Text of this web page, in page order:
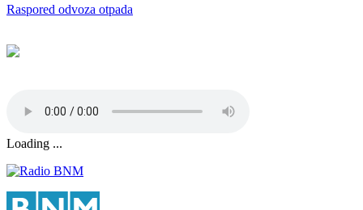
Raspored odvoza otpada
Loading ...